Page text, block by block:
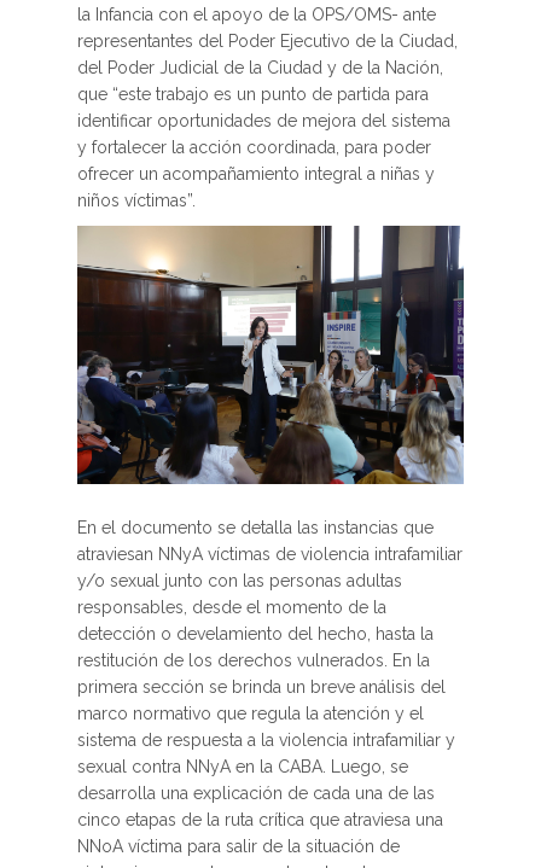
la Infancia con el apoyo de la OPS/OMS- ante
representantes del Poder Ejecutivo de la Ciudad,
del Poder Judicial de la Ciudad y de la Nación,
que “este trabajo es un punto de partida para
identificar oportunidades de mejora del sistema
y fortalecer la acción coordinada, para poder
ofrecer un acompañamiento integral a niñas y
niños víctimas”.
En el documento se detalla las instancias que
atraviesan NNyA víctimas de violencia intrafamiliar
y/o sexual junto con las personas adultas
responsables, desde el momento de la
detección o develamiento del hecho, hasta la
restitución de los derechos vulnerados. En la
primera sección se brinda un breve análisis del
marco normativo que regula la atención y el
sistema de respuesta a la violencia intrafamiliar y
sexual contra NNyA en la CABA. Luego, se
desarrolla una explicación de cada una de las
cinco etapas de la ruta crítica que atraviesa una
NNoA víctima para salir de la situación de